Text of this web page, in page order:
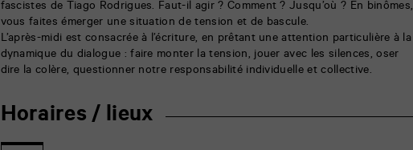
fascistes de Tiago Rodrigues. Faut-il agir ? Comment ? Jusqu’où ? En binômes,
vous faites émerger une situation de tension et de bascule.
L’après-midi est consacrée à l’écriture, en prêtant une attention particulière à la
dynamique du dialogue : faire monter la tension, jouer avec les silences, oser
dire la colère, questionner notre responsabilité individuelle et collective.
Horaires / lieux